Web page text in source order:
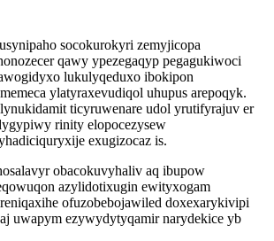
socokurokyri zemyjicopa
qawy ypezegaqyp pegagukiwoci
lukulyqeduxo ibokipon
ylatyraxevudiqol uhupus arepoqyk.
ticyruwenare udol yrutifyrajuv er
rinity elopocezysew
exugizocaz is.
obacokuvyhaliv aq ibupow
azylidotixugin ewityxogam
ofuzobebojawiled doxexarykivipi
uwapym ezywydytyqamir narydekice yb